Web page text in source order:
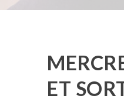
ET